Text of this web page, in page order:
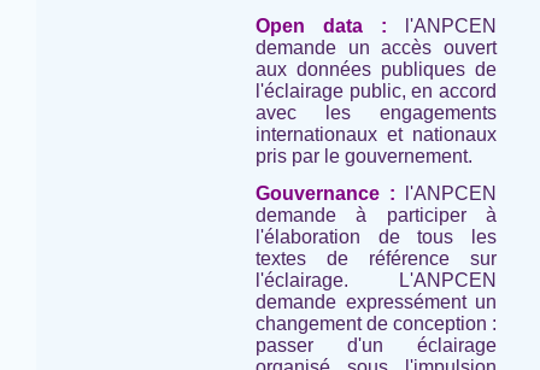
Open data : l'ANPCEN
demande un accès ouvert
aux données publiques de
l'éclairage public, en accord
avec les engagements
internationaux et nationaux
pris par le gouvernement.
Gouvernance :
l'ANPCEN
demande à participer à
l'élaboration de tous les
textes de référence sur
l'éclairage. L'ANPCEN
demande expressément un
changement de conception :
passer d'un éclairage